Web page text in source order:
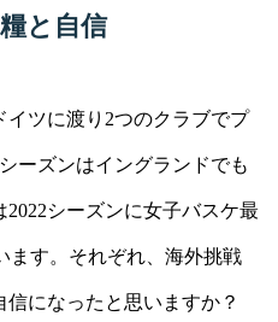
と自信
イツに渡り 2つのクラブでプ
シーズンはイングランドでも
2022シーズンに女子バスケ最
ます。それぞれ、海外挑戦
になったと思いますか？